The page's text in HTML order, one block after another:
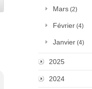
Mars (2)
Février (4)
Janvier (4)
2025
2024